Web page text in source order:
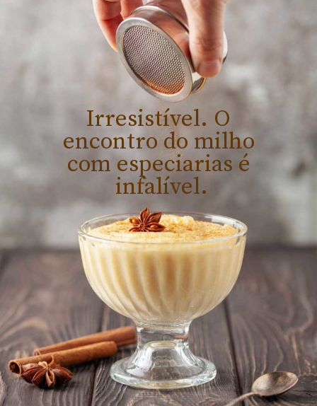
Irresistível. O
encontro do milho
com especiarias é
infalível.